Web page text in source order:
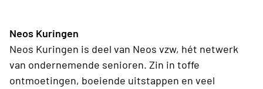
Neos Kuringen
Neos Kuringen is deel van Neos vzw, hét netwerk
van ondernemende senioren. Zin in toffe
ontmoetingen, boeiende uitstappen en veel